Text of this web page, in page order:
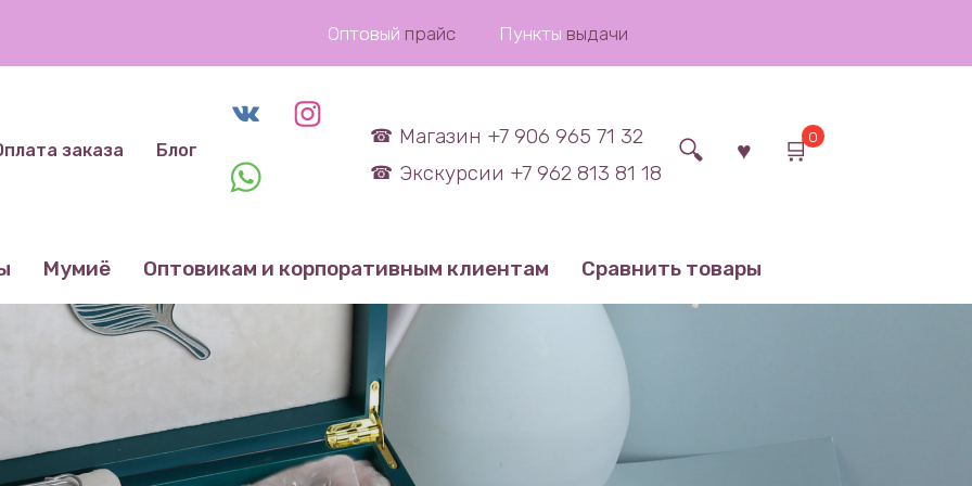
Оптовый прайс Пункты выдачи
заказа Блог
Магазин +7 906 965 71 32
Экскурсии +7 962 813 81 18
0
Мумиё Оптовикам и корпоративным клиентам Сравнить товары